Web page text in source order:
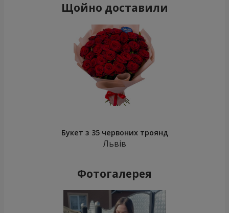
Щойно доставили
Букет з 35 червоних троянд
Львів
Фотогалерея